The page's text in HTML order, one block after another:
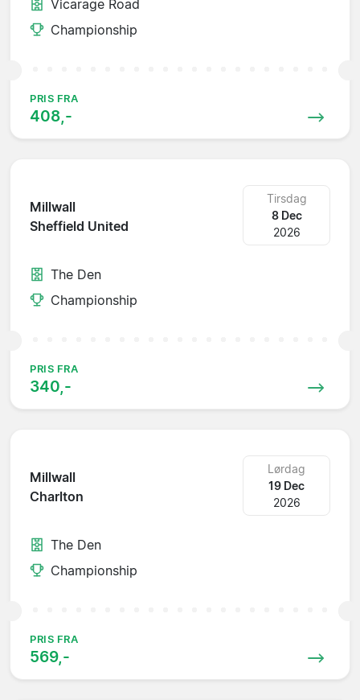
Vicarage Road
Championship
PRIS FRA
408,-
Millwall
Sheffield United
Tirsdag
8 Dec
2026
The Den
Championship
PRIS FRA
340,-
Millwall
Charlton
Lørdag
19 Dec
2026
The Den
Championship
PRIS FRA
569,-